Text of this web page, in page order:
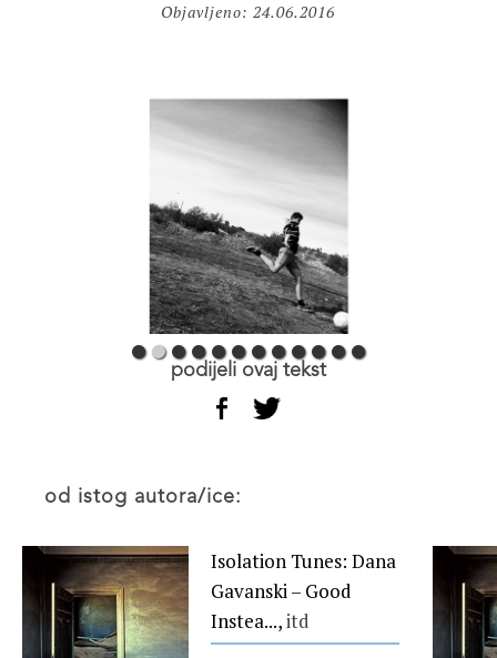
Objavljeno: 24.06.2016
podijeli ovaj tekst
od istog autora/ice:
Isolation Tunes: Dana
Gavanski – Good
Instea...,itd